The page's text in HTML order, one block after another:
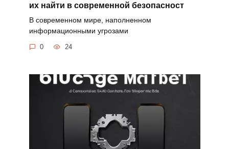
их найти в современной безопасност
В современном мире, наполненном
информационными угрозами
0 24